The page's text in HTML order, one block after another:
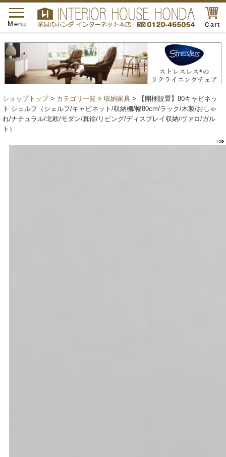
Cart
toggle
navigation
Menu
ショップトップ> カテゴリ一覧 > 収納家具 > 【開梱設置】80キャビネッ
ト シェルフ（シェルフ/キャビネット/収納棚/幅80cm/ラック/木製/おしゃ
れ/ナチュラル/北欧/モダン/真鍮/リビング/ディスプレイ収納/ヴァロ/ガル
ト）